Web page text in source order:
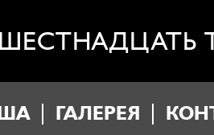
ШЕСТНАДЦАТЬ
ГАЛЕРЕЯ